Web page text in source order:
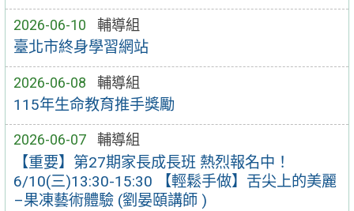
2026-06-10 輔導組
臺北市終身學習網站
2026-06-08 輔導組
115年生命教育推手獎勵
2026-06-07 輔導組
【重要】第27期家長成長班 熱烈報名中！
6/10(三)13:30-15:30 【輕鬆手做】舌尖上的美麗
–果凍藝術體驗 (劉晏頤講師 )